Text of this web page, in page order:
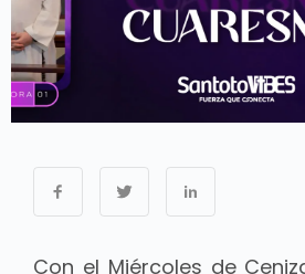
Con el Miércoles de